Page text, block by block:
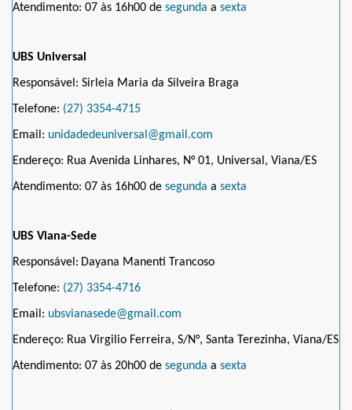
Atendimento: 07 às 16h00 de segunda a sexta
UBS Universal
Responsável: Sirleia Maria da Silveira Braga
Telefone: (27) 3354-4715
Email: unidadedeuniversal@gmail.com
Endereço: Rua Avenida Linhares, N° 01, Universal, Viana/ES
Atendimento: 07 às 16h00 de segunda a sexta
UBS Viana-Sede
Responsável: Dayana Manenti Trancoso
Telefone: (27) 3354-4716
Email: ubsvianasede@gmail.com
Endereço: Rua Virgilio Ferreira, S/N°, Santa Terezinha, Viana/ES
Atendimento: 07 às 20h00 de segunda a sexta